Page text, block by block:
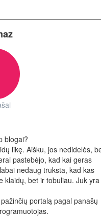
blogai?
likę. Aišku, jos nedidelės,
pastebėjo, kad kai geras
nedaug trūksta, kad kas
klaidų, bet ir tobuliau. Juk
portalą pagal panašų